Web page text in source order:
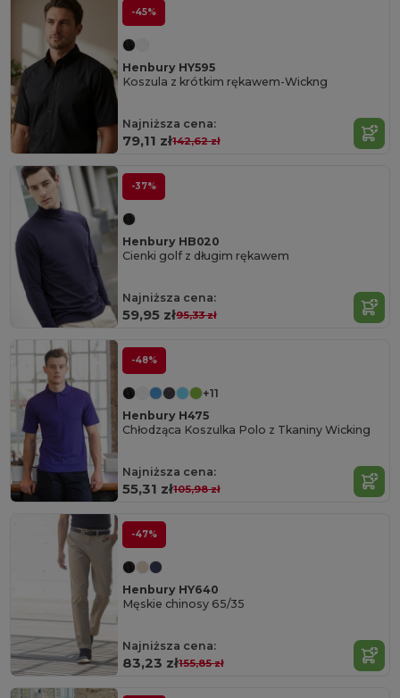
-45%
Henbury HY595
Koszula z krótkim rękawem-Wickng
Najniższa cena:
79,11 zł142,62 zł
-37%
Henbury HB020
Cienki golf z długim rękawem
Najniższa cena:
59,95 zł95,33 zł
-48%
+11
Henbury H475
Chłodząca Koszulka Polo z Tkaniny Wicking
Najniższa cena:
55,31 zł105,98 zł
-47%
Henbury HY640
Męskie chinosy 65/35
Najniższa cena:
83,23 zł155,85 zł